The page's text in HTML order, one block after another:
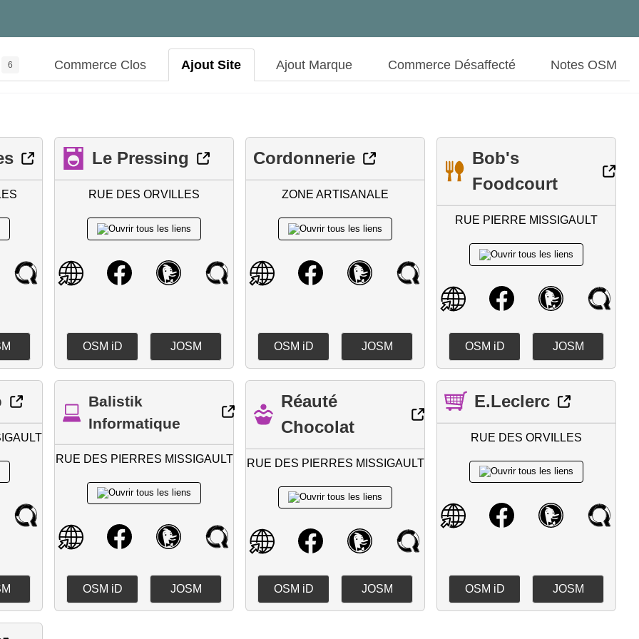
6 Commerce Clos Ajout Site Ajout Marque Commerce Désaffecté Notes OSM
Le Pressing
RUE DES ORVILLES
OSM iD JOSM
Cordonnerie
ZONE ARTISANALE
OSM iD JOSM
Bob's
Foodcourt
RUE PIERRE MISSIGAULT
OSM iD JOSM
Balistik
Informatique
RUE DES PIERRES MISSIGAULT
OSM iD JOSM
Réauté
Chocolat
RUE DES PIERRES MISSIGAULT
OSM iD JOSM
E.Leclerc
RUE DES ORVILLES
OSM iD JOSM